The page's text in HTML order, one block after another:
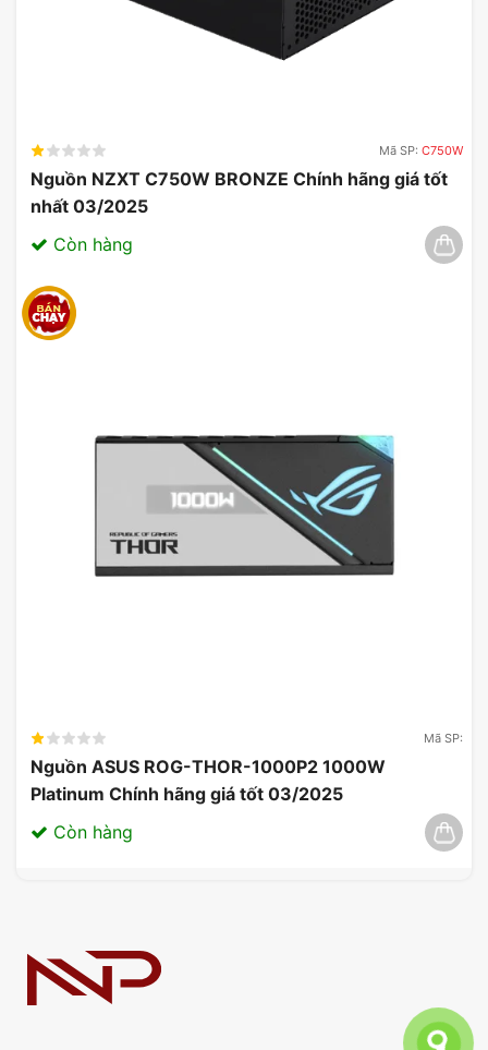
Mã SP: C750W
Nguồn NZXT C750W BRONZE Chính hãng giá tốt
nhất 03/2025
Còn hàng
Mã SP:
Nguồn ASUS ROG-THOR-1000P2 1000W
Platinum Chính hãng giá tốt 03/2025
Còn hàng